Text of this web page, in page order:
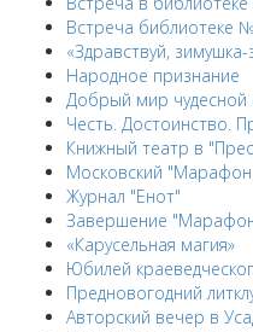
Встреча библиотеке
«Здравствуй, зимушка-
Народное признание
Добрый мир чудесной
Честь. Достоинство.
Книжный театр в
Московский "Марафон
Журнал "Енот"
Завершение
«Карусельная магия»
Юбилей
Предновогодний
Авторский вечер в